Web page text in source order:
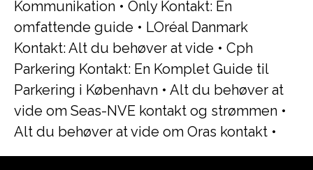
Kommunikation • Only Kontakt: En
omfattende guide • LOréal Danmark
Kontakt: Alt du behøver at vide • Cph
Parkering Kontakt: En Komplet Guide til
Parkering i København • Alt du behøver at
vide om Seas-NVE kontakt og strømmen •
Alt du behøver at vide om Oras kontakt •